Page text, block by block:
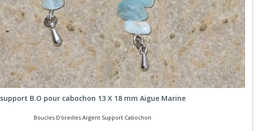
support B.O pour cabochon 13 X 18 mm Aigue Marine
Boucles D'oreilles Argent Support Cabochon